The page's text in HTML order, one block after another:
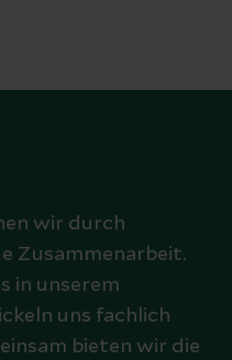
wir durch
Zusammenarbeit.
in unserem
uns fachlich
bieten wir die